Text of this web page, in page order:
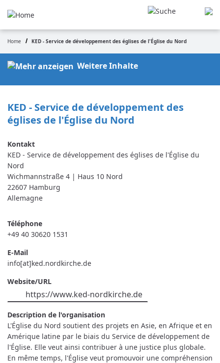
au
principal
Fil
d'Ariane
Home KED - Service de développement des églises de l'Église du Nord
Weitere Inhalte
KED - Service de développement des
églises de l'Église du Nord
KED - Service de développement des églises de l'Église du
Nord
Wichmannstraße 4 | Haus 10 Nord
22607 Hamburg
Allemagne
Téléphone
+49 40 30620 1531
E-Mail
info[at]ked.nordkirche.de
Website/URL
https://www.ked-nordkirche.de
Description de l'organisation
L'Église du Nord soutient des projets en Asie, en Afrique et en
Amérique latine par le biais du Service de développement de
l'Église. Elle veut ainsi contribuer à une justice plus globale.
En même temps, l'Église veut promouvoir une compréhension